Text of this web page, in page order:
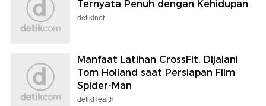
Ternyata Penuh dengan Kehidupan
detikInet
Manfaat Latihan CrossFit, Dijalani
Tom Holland saat Persiapan Film
Spider-Man
detikHealth